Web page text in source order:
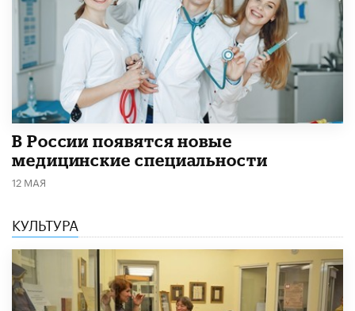
В России появятся новые
медицинские специальности
12 МАЯ
КУЛЬТУРА